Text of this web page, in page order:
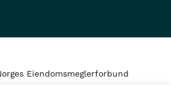
Eiendomsmeglerforbund